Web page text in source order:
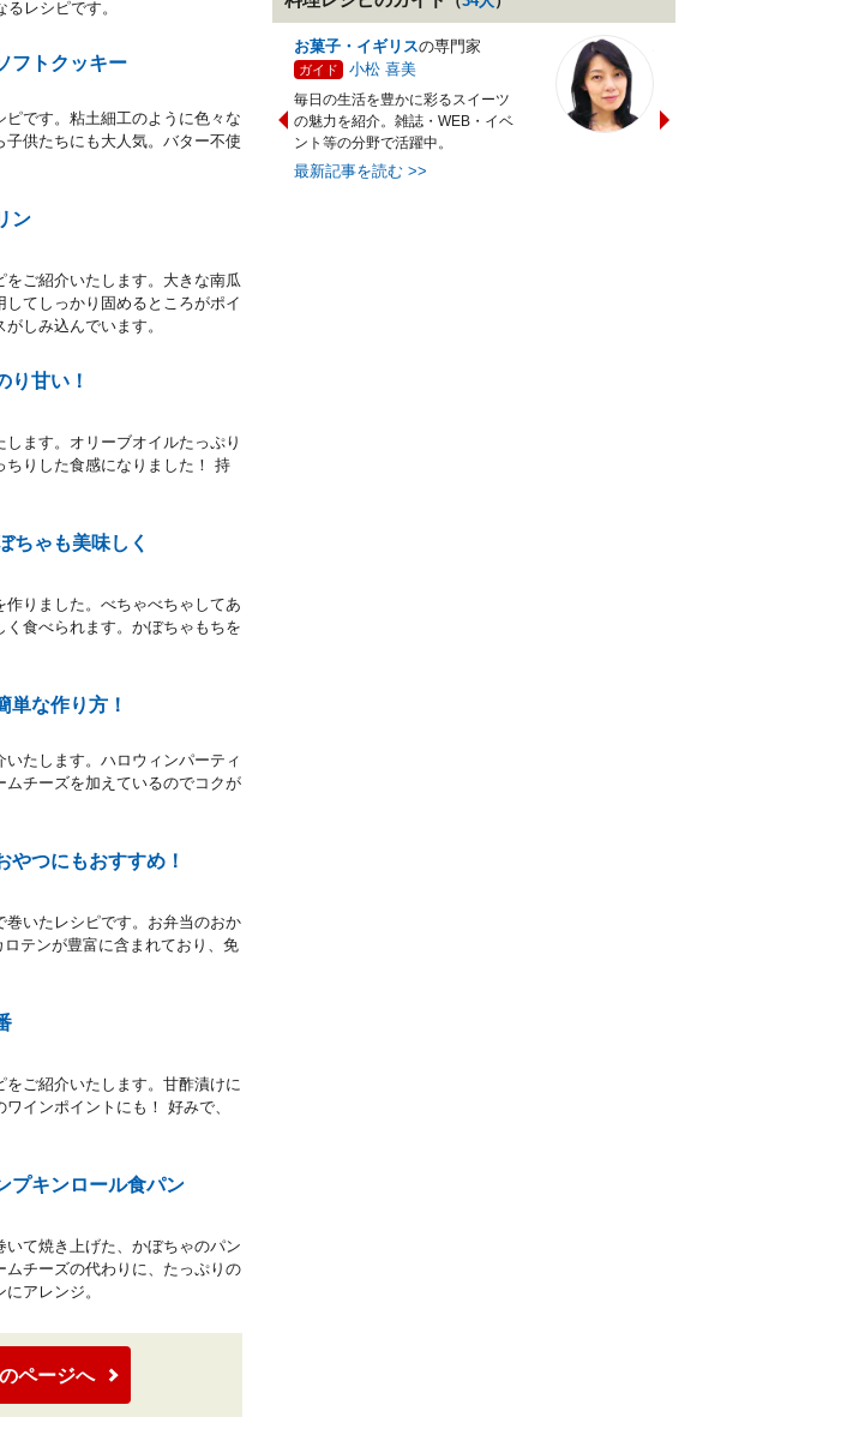
レシピです。
フトクッキー
です。粘土細工のように色々な
供たちにも大人気。バター不使
ン
ご紹介いたします。大きな南瓜
てしっかり固めるところがポイ
しみ込んでいます。
甘い！
ます。オリーブオイルたっぷり
りした食感になりました！ 持
ちゃも美味しく
りました。べちゃべちゃしてあ
食べられます。かぼちゃもちを
な作り方！
たします。ハロウィンパーティ
チーズを加えているのでコクが
つにもおすすめ！
いたレシピです。お弁当のおか
テンが豊富に含まれており、免
ご紹介いたします。甘酢漬けに
インポイントにも！ 好みで、
プキンロール食パン
て焼き上げた、かぼちゃのパン
チーズの代わりに、たっぷりの
アレンジ。
ページへ
お菓子・イギリスの専門家
ガイド 小松 喜美
毎日の生活を豊かに彩るスイーツ
の魅力を紹介。雑誌・WEB・イベ
ント等の分野で活躍中。
最新記事を読む >>
ターの資格を活かし老舗料亭